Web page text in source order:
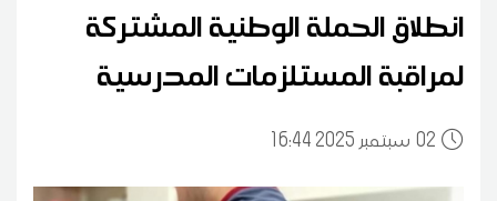
انطلاق الحملة الوطنية المشتركة
لمراقبة المستلزمات المدرسية
02 16:44 2025 سبتمبر